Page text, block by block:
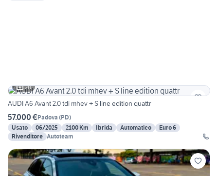
20
AUDI A6 Avant 2.0 tdi mhev + S line edition quattr
57.000 €Padova (PD)
Usato
06/2025 2100 Km Ibrida Automatico
Euro 6
Rivenditore Autoteam